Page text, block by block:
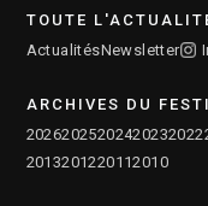
TOUTE
ActualitésNewsletter
ARCHIVES DU
20262025202420232022
2013201220112010